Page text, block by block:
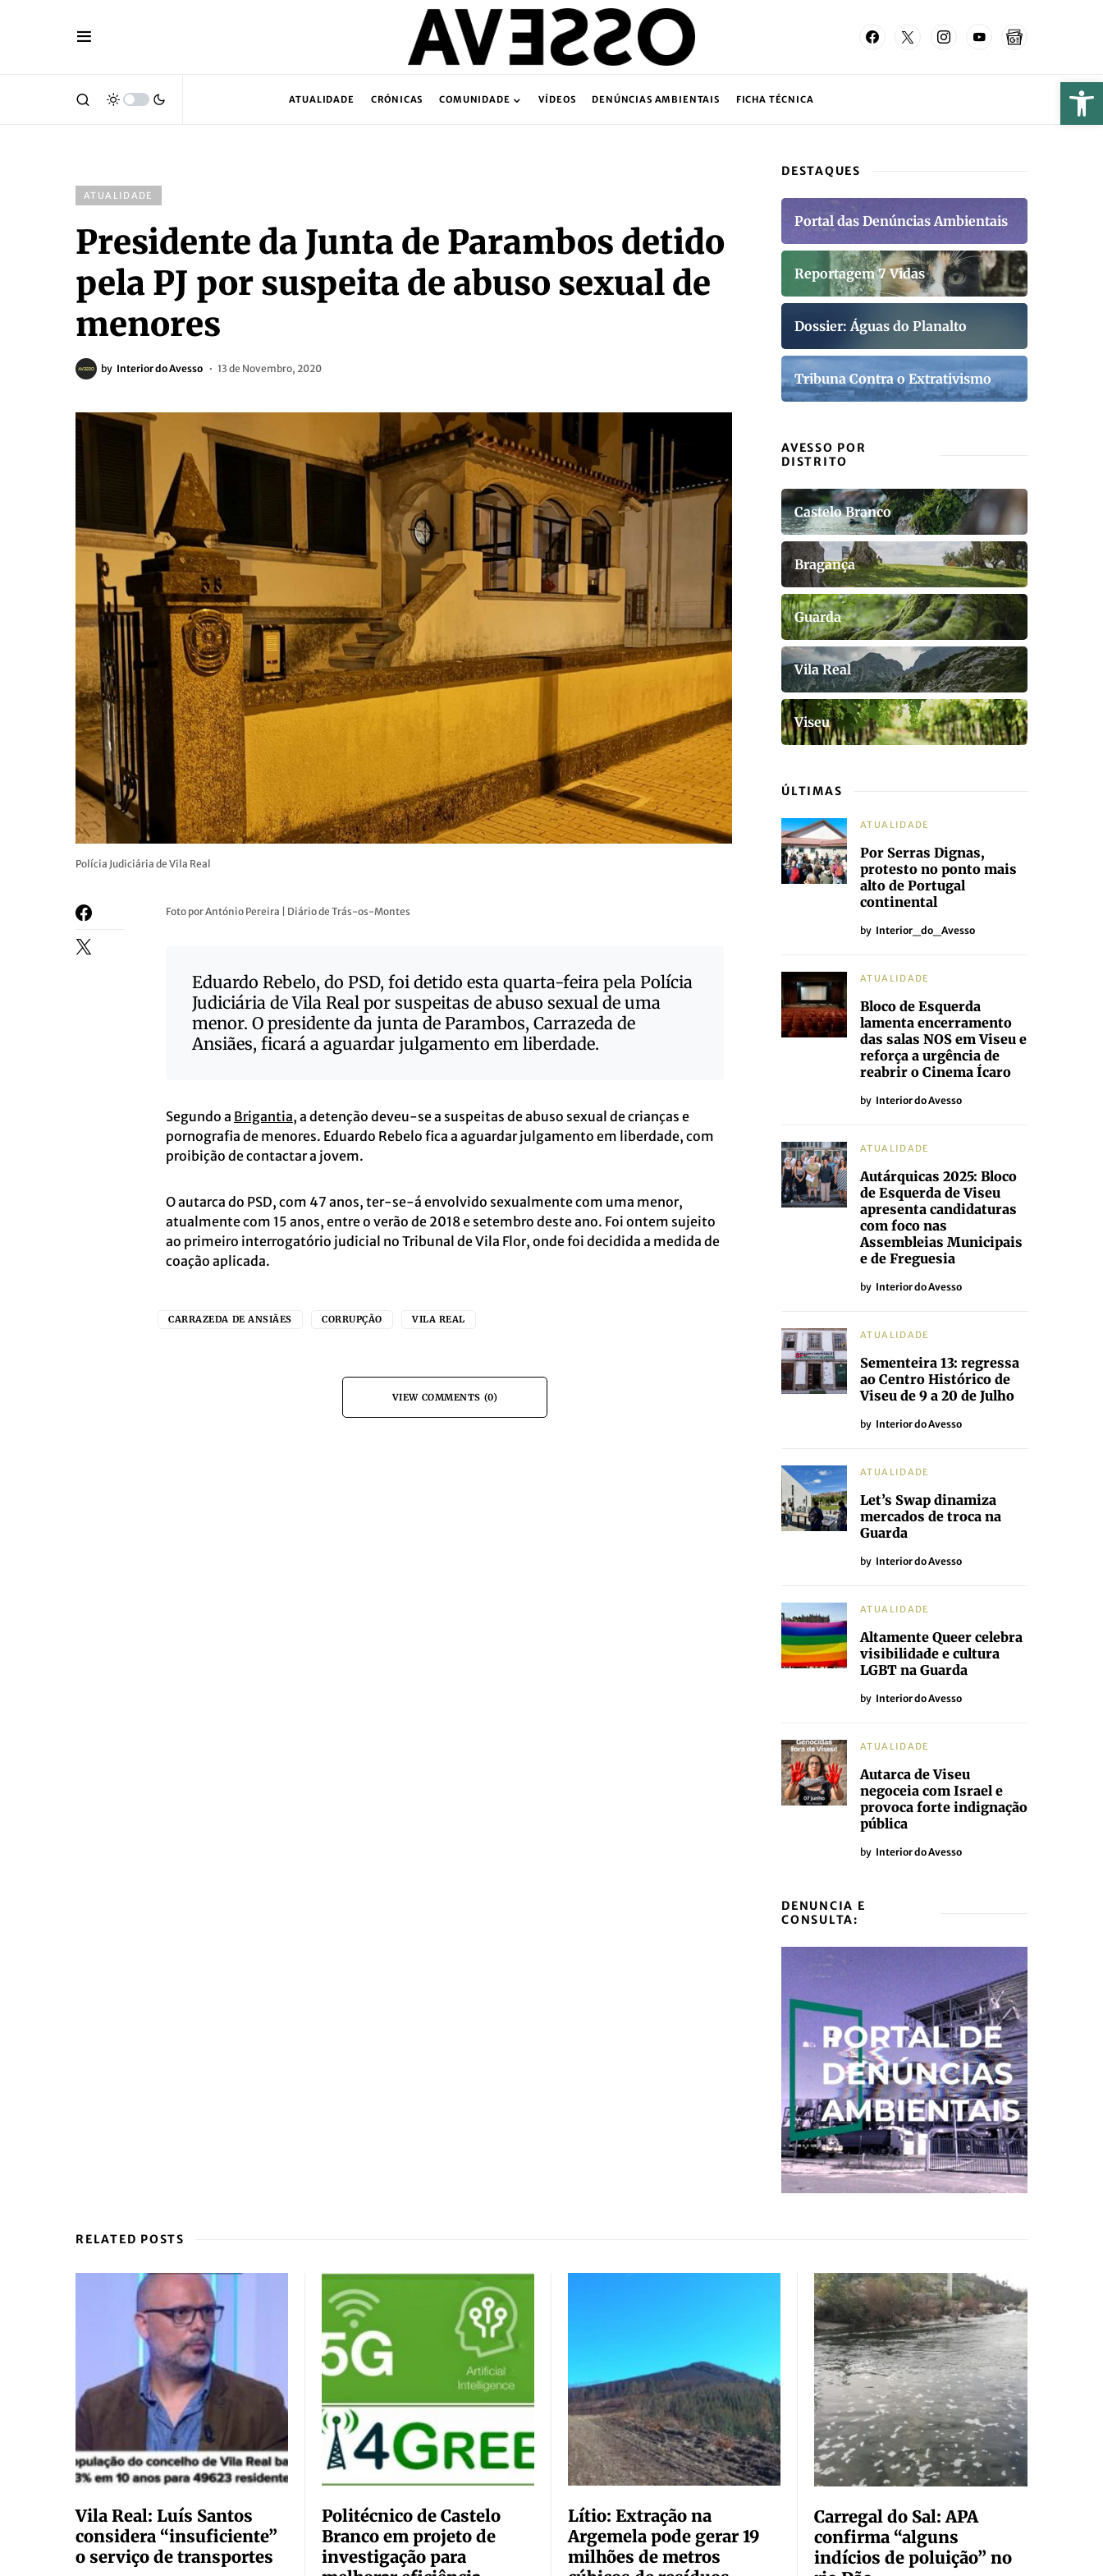
ATUALIDADE CRÓNICAS COMUNIDADE VÍDEOS DENÚNCIAS AMBIENTAIS FICHA TÉCNICA
ATUALIDADE
Presidente da Junta de Parambos detido
pela PJ por suspeita de abuso sexual de
menores
by Interior do Avesso 13 de Novembro, 2020
Polícia Judiciária de Vila Real
Foto por António Pereira | Diário de Trás-os-Montes
Eduardo Rebelo, do PSD, foi detido esta quarta-feira pela Polícia
Judiciária de Vila Real por suspeitas de abuso sexual de uma
menor. O presidente da junta de Parambos, Carrazeda de
Ansiães, ficará a aguardar julgamento em liberdade.
Segundo a Brigantia, a detenção deveu-se a suspeitas de abuso sexual de crianças e
pornografia de menores. Eduardo Rebelo fica a aguardar julgamento em liberdade, com
proibição de contactar a jovem.
O autarca do PSD, com 47 anos, ter-se-á envolvido sexualmente com uma menor,
atualmente com 15 anos, entre o verão de 2018 e setembro deste ano. Foi ontem sujeito
ao primeiro interrogatório judicial no Tribunal de Vila Flor, onde foi decidida a medida de
coação aplicada.
CARRAZEDA DE ANSIÃES CORRUPÇÃO VILA REAL
VIEW COMMENTS (0)
DESTAQUES
Portal das Denúncias Ambientais
Reportagem 7 Vidas
Dossier: Águas do Planalto
Tribuna Contra o Extrativismo
AVESSO POR
DISTRITO
Castelo Branco
Bragança
Guarda
Vila Real
Viseu
ÚLTIMAS
ATUALIDADE
Por Serras Dignas,
protesto no ponto mais
alto de Portugal
continental
by Interior_do_Avesso
ATUALIDADE
Bloco de Esquerda
lamenta encerramento
das salas NOS em Viseu e
reforça a urgência de
reabrir o Cinema Ícaro
by Interior do Avesso
ATUALIDADE
Autárquicas 2025: Bloco
de Esquerda de Viseu
apresenta candidaturas
com foco nas
Assembleias Municipais
e de Freguesia
by Interior do Avesso
ATUALIDADE
Sementeira 13: regressa
ao Centro Histórico de
Viseu de 9 a 20 de Julho
by Interior do Avesso
ATUALIDADE
Let’s Swap dinamiza
mercados de troca na
Guarda
by Interior do Avesso
ATUALIDADE
Altamente Queer celebra
visibilidade e cultura
LGBT na Guarda
by Interior do Avesso
ATUALIDADE
Autarca de Viseu
negoceia com Israel e
provoca forte indignação
pública
by Interior do Avesso
DENUNCIA E
CONSULTA:
RELATED POSTS
Vila Real: Luís Santos
considera “insuficiente”
o serviço de transportes
Politécnico de Castelo
Branco em projeto de
investigação para
Lítio: Extração na
Argemela pode gerar 19
milhões de metros
Carregal do Sal: APA
confirma “alguns
indícios de poluição” no